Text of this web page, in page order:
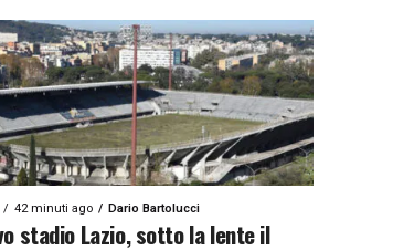
42 minuti ago Dario Bartolucci
stadio Lazio, sotto la lente il